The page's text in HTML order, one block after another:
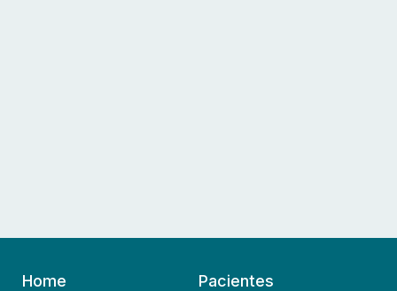
Home Pacientes